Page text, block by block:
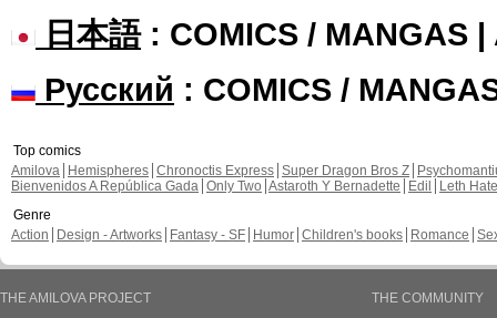
日本語: COMICS / MANGAS |
Русский : COMICS /
Top comics
Amilova
Hemispheres Chronoctis Express Super Dragon Bros Z
Bienvenidos A República Gada Only Two Astaroth Y Bernadette Edil
Leth Hate
Genre
Action
Design - Artworks Fantasy - SF Humor Children's books Romance
THE AMILOVA PROJECT
THE COMMUNITY